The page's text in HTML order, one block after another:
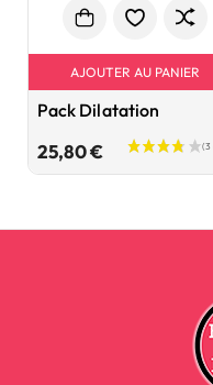
AJOUTER AU PANIER
Pack Dilatation
25,80 €Prix